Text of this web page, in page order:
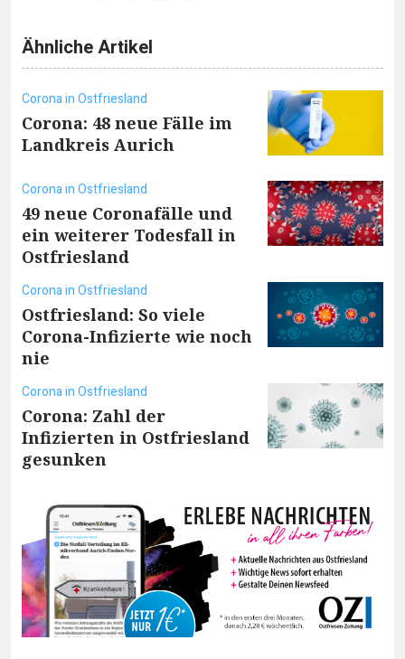
Ähnliche Artikel
Corona in Ostfriesland
Corona: 48 neue Fälle im
Landkreis Aurich
Corona in Ostfriesland
49 neue Coronafälle und
ein weiterer Todesfall in
Ostfriesland
Corona in Ostfriesland
Ostfriesland: So viele
Corona-Infizierte wie noch
nie
Corona in Ostfriesland
Corona: Zahl der
Infizierten in Ostfriesland
gesunken